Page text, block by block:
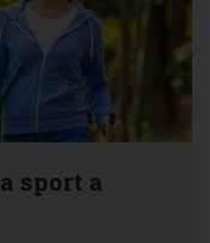
sport a